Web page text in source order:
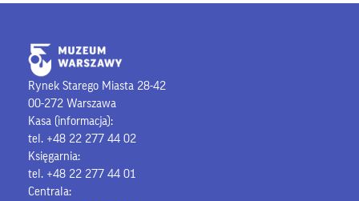
Rynek Starego Miasta 28-42
00-272 Warszawa
Kasa (informacja):
tel. +48 22 277 44 02
Księgarnia:
tel. +48 22 277 44 01
Centrala: